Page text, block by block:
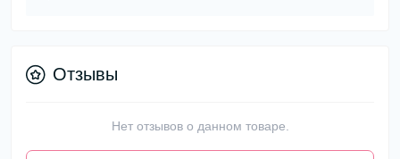
Отзывы
Нет отзывов о данном товаре.